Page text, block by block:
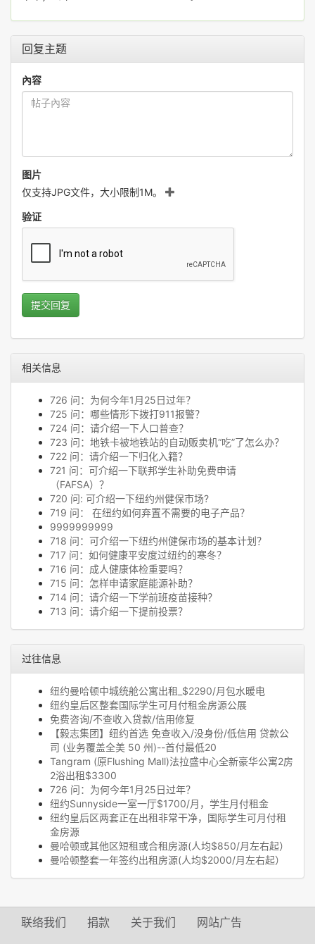
回复主题
內容
图片
仅支持JPG文件，大小限制1M。
验证
提交回复
相关信息
726 问：为何今年1月25日过年？
725 问：哪些情形下拨打911报警？
724 问：请介绍一下人口普查？
723 问：地铁卡被地铁站的自动贩卖机“吃”了怎么办？
722 问：请介绍一下归化入籍？
721 问：可介绍一下联邦学生补助免费申请
（FAFSA）？
720 问: 可介绍一下纽约州健保市场?
719 问： 在纽约如何弃置不需要的电子产品？
9999999999
718 问：可介绍一下纽约州健保市场的基本计划？
717 问：如何健康平安度过纽约的寒冬？
716 问：成人健康体检重要吗？
715 问：怎样申请家庭能源补助？
714 问：请介绍一下学前班疫苗接种？
713 问：请介绍一下提前投票？
过往信息
纽约曼哈顿中城统舱公寓出租_$2290/月包水暖电
纽约皇后区整套国际学生可月付租金房源公展
免费咨询/不查收入贷款/信用修复
【毅志集团】纽约首选 免查收入/没身份/低信用 贷款公
司 (业务覆盖全美 50 州)--首付最低20
Tangram (原Flushing Mall)法拉盛中心全新豪华公寓2房
2浴出租$3300
726 问：为何今年1月25日过年？
纽约Sunnyside一室一厅$1700/月，学生月付租金
纽约皇后区两套正在出租非常干净，国际学生可月付租
金房源
曼哈顿或其他区短租或合租房源(人均$850/月左右起）
曼哈顿整套一年签约出租房源(人均$2000/月左右起）
联络我们 捐款 关于我们 网站广告